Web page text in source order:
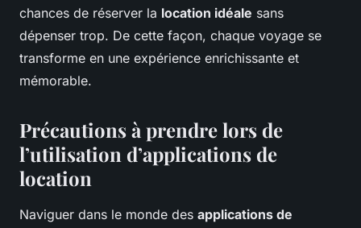
chances de réserver la location idéale sans
dépenser trop. De cette façon, chaque voyage se
transforme en une expérience enrichissante et
mémorable.
Précautions à prendre lors de
l’utilisation d’applications de
location
Naviguer dans le monde des applications de